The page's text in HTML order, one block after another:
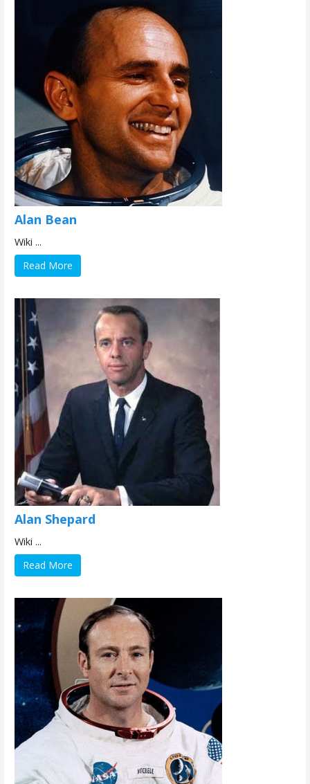
Alan Bean
Wiki ...
Read More
Alan Shepard
Wiki ...
Read More